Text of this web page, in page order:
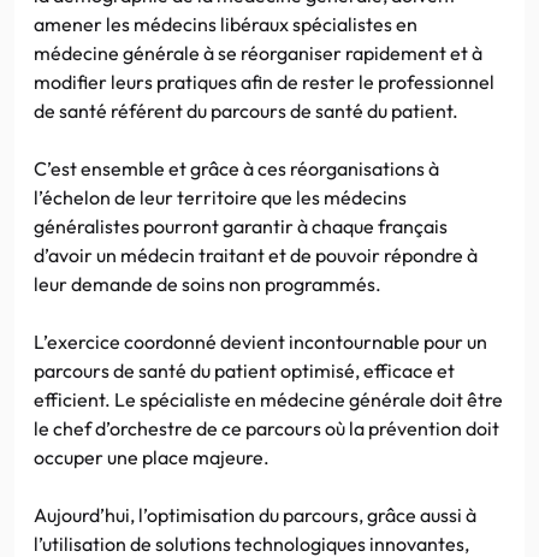
amener les médecins libéraux spécialistes en
médecine générale à se réorganiser rapidement et à
modifier leurs pratiques afin de rester le professionnel
de santé référent du parcours de santé du patient.
C’est ensemble et grâce à ces réorganisations à
l’échelon de leur territoire que les médecins
généralistes pourront garantir à chaque français
d’avoir un médecin traitant et de pouvoir répondre à
leur demande de soins non programmés.
L’exercice coordonné devient incontournable pour un
parcours de santé du patient optimisé, efficace et
efficient. Le spécialiste en médecine générale doit être
le chef d’orchestre de ce parcours où la prévention doit
occuper une place majeure.
Aujourd’hui, l’optimisation du parcours, grâce aussi à
l’utilisation de solutions technologiques innovantes,